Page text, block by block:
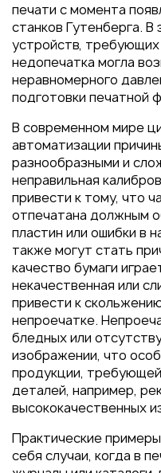
под
печати с момента
станков Гутенберга. В
устройств, требующих
недопечатка могла
неравномерного
подготовки печатной
В современном мире
автоматизации
разнообразными и
неправильная
привести к тому, что
отпечатана должным
пластин или ошибки в
также могут стать
качество бумаги
некачественная или
привести к
непроечатке.
бледных или
изображении, что
продукции,
деталей, например,
высококачественных
Практические
себя случаи, когда в